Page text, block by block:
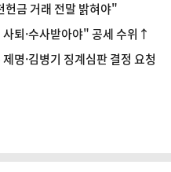
금 거래 전말 밝혀야"
퇴·수사받아야" 공세 수위↑
명·김병기 징계심판 결정 요청